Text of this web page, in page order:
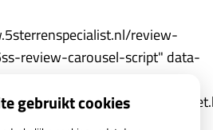
review-
review-carousel-script" data-
gebruikt cookies